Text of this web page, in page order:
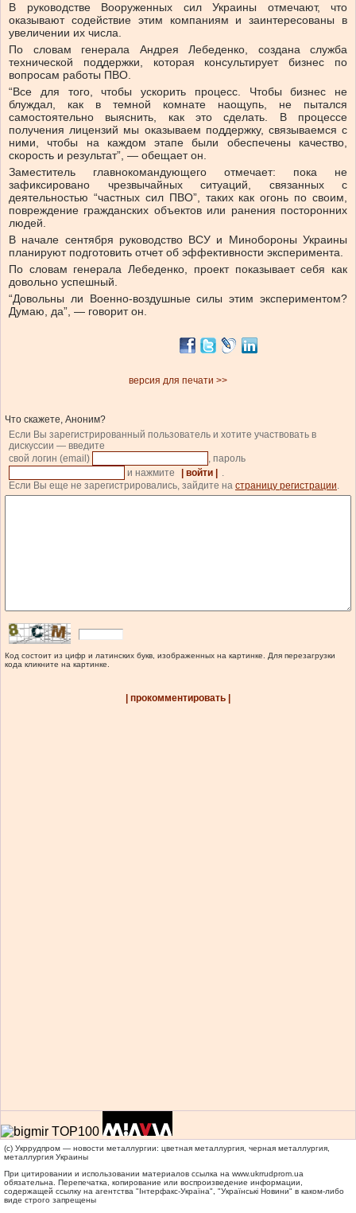
В руководстве Вооруженных сил Украины отмечают, что
оказывают содействие этим компаниям и заинтересованы в
увеличении их числа.
По словам генерала Андрея Лебеденко, создана служба
технической поддержки, которая консультирует бизнес по
вопросам работы ПВО.
“Все для того, чтобы ускорить процесс. Чтобы бизнес не
блуждал, как в темной комнате наощупь, не пытался
самостоятельно выяснить, как это сделать. В процессе
получения лицензий мы оказываем поддержку, связываемся с
ними, чтобы на каждом этапе были обеспечены качество,
скорость и результат”, — обещает он.
Заместитель главнокомандующего отмечает: пока не
зафиксировано чрезвычайных ситуаций, связанных с
деятельностью “частных сил ПВО”, таких как огонь по своим,
повреждение гражданских объектов или ранения посторонних
людей.
В начале сентября руководство ВСУ и Минобороны Украины
планируют подготовить отчет об эффективности эксперимента.
По словам генерала Лебеденко, проект показывает себя как
довольно успешный.
“Довольны ли Военно-воздушные силы этим экспериментом?
Думаю, да”, — говорит он.
версия для печати >>
Что скажете, Аноним?
Если Вы зарегистрированный пользователь и хотите участвовать в
дискуссии — введите
свой логин (email)
, пароль
и нажмите
| войти |
.
Если Вы еще не зарегистрировались, зайдите на страницу регистрации.
Код состоит из цифр и латинских букв, изображенных на картинке. Для перезагрузки
кода кликните на картинке.
| прокомментировать |
(c) Укррудпром — новости металлургии: цветная металлургия, черная металлургия,
металлургия Украины
При цитировании и использовании материалов ссылка на www.ukrrudprom.ua
обязательна. Перепечатка, копирование или воспроизведение информации,
содержащей ссылку на агентства "Iнтерфакс-Україна", "Українськi Новини" в каком-либо
виде строго запрещены